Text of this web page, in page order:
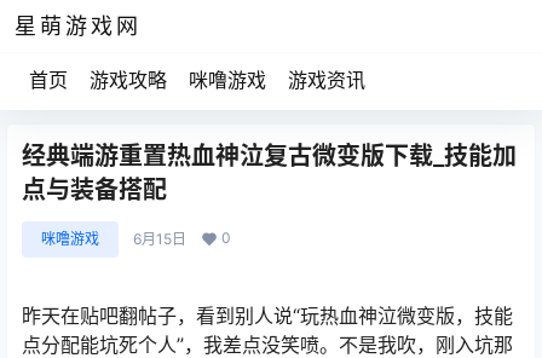
星萌游戏网
首页 游戏攻略 咪噜游戏 游戏资讯
经典端游重置热血神泣复古微变版下载_技能加
点与装备搭配
咪噜游戏 6月15日 0
昨天在贴吧翻帖子，看到别人说“玩热血神泣微变版，技能
点分配能坑死个人”，我差点没笑喷。不是我吹，刚入坑那